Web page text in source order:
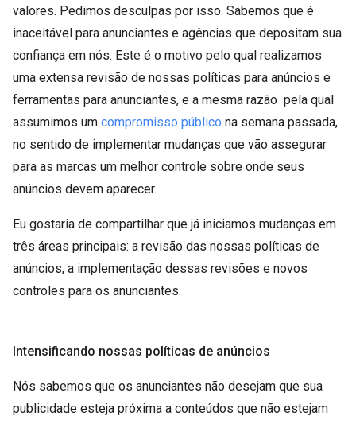
valores. Pedimos desculpas por isso. Sabemos que é
inaceitável para anunciantes e agências que depositam sua
confiança em nós. Este é o motivo pelo qual realizamos
uma extensa revisão de nossas políticas para anúncios e
ferramentas para anunciantes, e a mesma razão pela qual
assumimos um compromisso público na semana passada,
no sentido de implementar mudanças que vão assegurar
para as marcas um melhor controle sobre onde seus
anúncios devem aparecer.
Eu gostaria de compartilhar que já iniciamos mudanças em
três áreas principais: a revisão das nossas políticas de
anúncios, a implementação dessas revisões e novos
controles para os anunciantes.
Intensificando nossas políticas de anúncios
Nós sabemos que os anunciantes não desejam que sua
publicidade esteja próxima a conteúdos que não estejam